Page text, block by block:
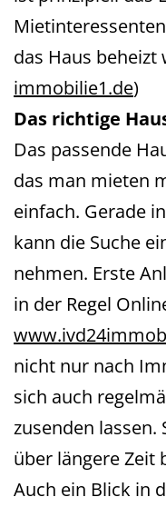
das Haus beheizt
immobilie1.de)
Das richtige
Das passende
das man mieten
einfach. Gerade
kann die Suche
nehmen. Erste
in der Regel
nicht nur nach
sich auch
zusenden
über längere Zeit
Auch ein Blick in